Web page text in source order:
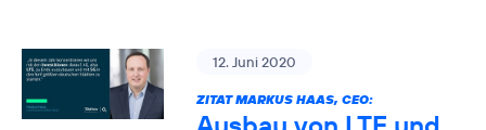
12. Juni 2020
ZITAT MARKUS HAAS, CEO: